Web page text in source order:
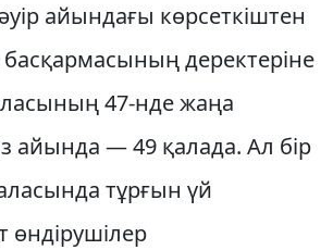
айындағы көрсеткіштен
деректеріне
47-нде жаңа
айында — 49 қалада. Ал бір
тұрғын үй